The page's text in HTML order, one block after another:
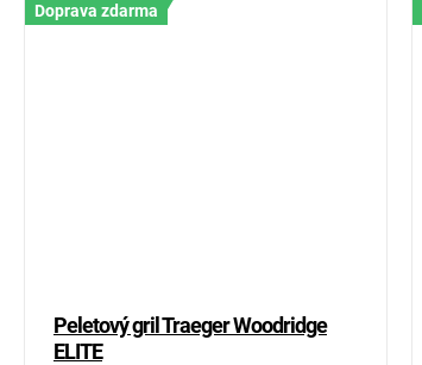
Doprava zdarma
Peletový gril Traeger Woodridge
ELITE